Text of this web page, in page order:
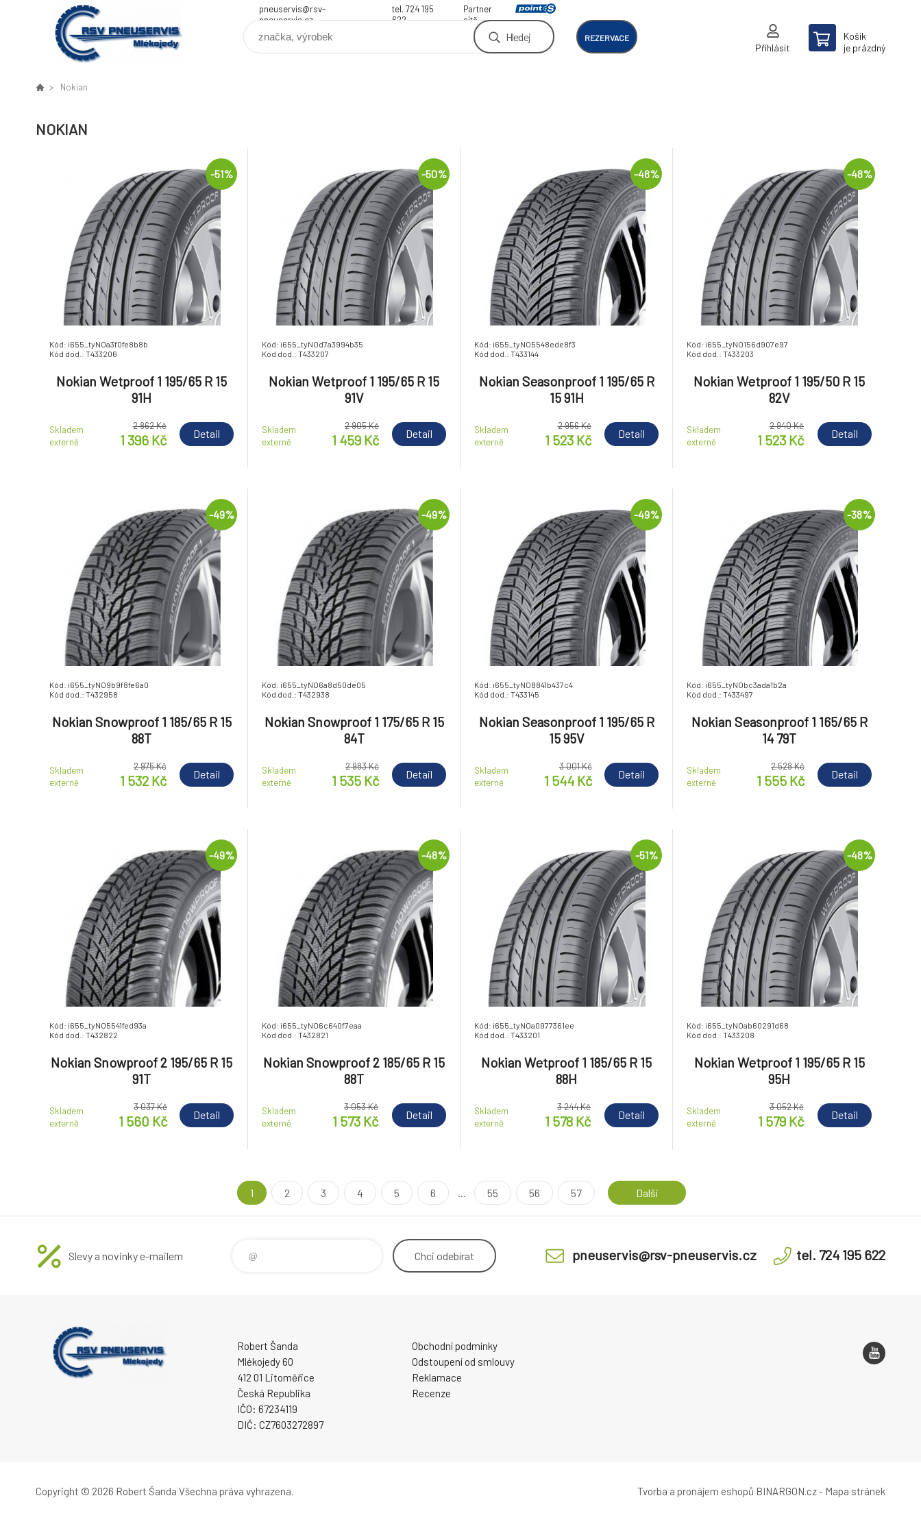
pneuservis@rsv-
pneuservis.cz
tel. 724 195
622
Partner
sítě
Hledej REZERVACE
Přihlásit
Košík
je prázdný
Nokian
NOKIAN
-51%
Kód: i655_tyNOa3f0fe8b8b
Kód dod.: T433206
Nokian Wetproof 1 195/65 R 15
91H
Skladem
externě
2 862 Kč
1 396 Kč Detail
-50%
Kód: i655_tyNOd7a3994b35
Kód dod.: T433207
Nokian Wetproof 1 195/65 R 15
91V
Skladem
externě
2 905 Kč
1 459 Kč Detail
-48%
Kód: i655_tyNO5548ede8f3
Kód dod.: T433144
Nokian Seasonproof 1 195/65 R
15 91H
Skladem
externě
2 956 Kč
1 523 Kč Detail
-48%
Kód: i655_tyNO156d907e97
Kód dod.: T433203
Nokian Wetproof 1 195/50 R 15
82V
Skladem
externě
2 940 Kč
1 523 Kč Detail
-49%
Kód: i655_tyNO9b9f8fe6a0
Kód dod.: T432958
Nokian Snowproof 1 185/65 R 15
88T
Skladem
externě
2 975 Kč
1 532 Kč Detail
-49%
Kód: i655_tyNO6a8d50de05
Kód dod.: T432938
Nokian Snowproof 1 175/65 R 15
84T
Skladem
externě
2 983 Kč
1 535 Kč Detail
-49%
Kód: i655_tyNO8841b437c4
Kód dod.: T433145
Nokian Seasonproof 1 195/65 R
15 95V
Skladem
externě
3 001 Kč
1 544 Kč Detail
-38%
Kód: i655_tyNObc3ada1b2a
Kód dod.: T433497
Nokian Seasonproof 1 165/65 R
14 79T
Skladem
externě
2 528 Kč
1 555 Kč Detail
-49%
Kód: i655_tyNO5541fed93a
Kód dod.: T432822
Nokian Snowproof 2 195/65 R 15
91T
Skladem
externě
3 037 Kč
1 560 Kč Detail
-48%
Kód: i655_tyNO6c640f7eaa
Kód dod.: T432821
Nokian Snowproof 2 185/65 R 15
88T
Skladem
externě
3 053 Kč
1 573 Kč Detail
-51%
Kód: i655_tyNOa0977361ee
Kód dod.: T433201
Nokian Wetproof 1 185/65 R 15
88H
Skladem
externě
3 244 Kč
1 578 Kč Detail
-48%
Kód: i655_tyNOab60291d68
Kód dod.: T433208
Nokian Wetproof 1 195/65 R 15
95H
Skladem
externě
3 052 Kč
1 579 Kč Detail
1 2 3 4 5 6 ... 55 56 57 Další
Slevy a novinky e-mailem Chci odebírat pneuservis@rsv-pneuservis.cz tel. 724 195 622
Robert Šanda
Mlékojedy 60
412 01 Litoměřice
Česká Republika
IČO: 67234119
DIČ: CZ7603272897
Obchodní podmínky
Odstoupení od smlouvy
Reklamace
Recenze
Copyright © 2026 Robert Šanda Všechna práva vyhrazena. Tvorba a pronájem eshopů BINARGON.cz- Mapa stránek